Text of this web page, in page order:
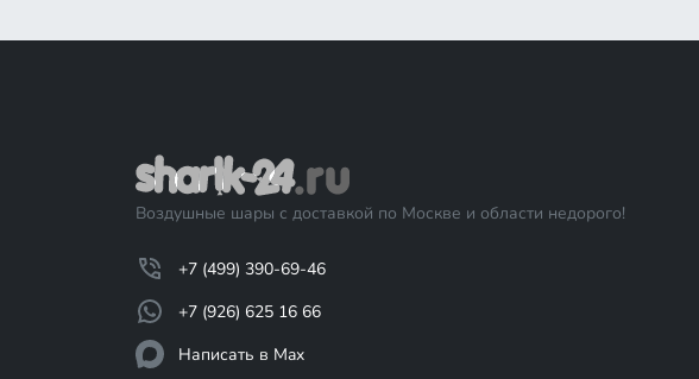
Воздушные шары с доставкой по Москве и области недорого!
+7 (499) 390-69-46
+7 (926) 625 16 66
Написать в Max